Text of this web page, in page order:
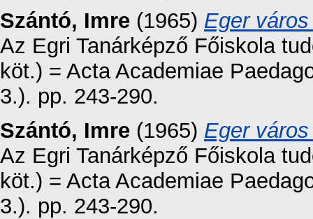
Szántó, Imre (1965) Eger
Az Egri Tanárképző Főiskola
köt.) = Acta Academiae
3.). pp. 243-290.
Szántó, Imre (1965) Eger
Az Egri Tanárképző Főiskola
köt.) = Acta Academiae
3.). pp. 243-290.